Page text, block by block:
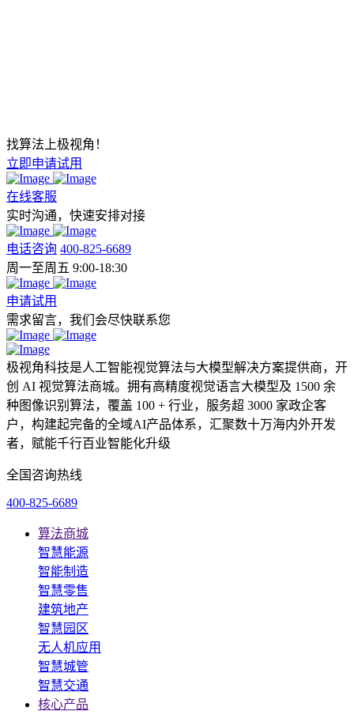
找算法上极视角！
立即申请试用
在线客服
实时沟通，快速安排对接
电话咨询 400-825-6689
周一至周五 9:00-18:30
申请试用
需求留言，我们会尽快联系您
极视角科技是人工智能视觉算法与大模型解决方案提供商，开
创 AI 视觉算法商城。拥有高精度视觉语言大模型及 1500 余
种图像识别算法，覆盖 100 + 行业，服务超 3000 家政企客
户，构建起完备的全域AI产品体系，汇聚数十万海内外开发
者，赋能千行百业智能化升级
全国咨询热线
400-825-6689
算法商城
智慧能源
智能制造
智慧零售
建筑地产
智慧园区
无人机应用
智慧城管
智慧交通
核心产品